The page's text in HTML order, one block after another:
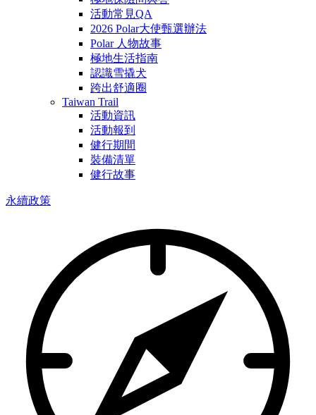
活動常見QA
2026 Polar大使甄選辦法
Polar 人物故事
極地生活指南
認識雪撬犬
跨出舒適圈
Taiwan Trail
活動資訊
活動報到
健行期間
裝備清單
健行故事
永續政策